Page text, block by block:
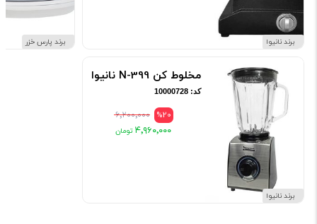
برند نانیوا
برند نانیوا
مخلوط کن N-399 نانیوا
کد: 10000728
%20 ۶٬۲۰۰٬۰۰۰
۴٬۹۶۰٬۰۰۰
برند پارس خزر